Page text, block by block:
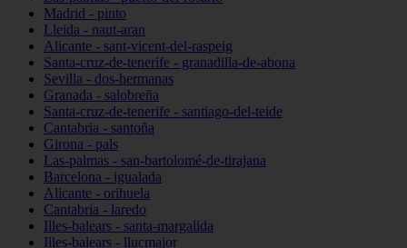
Madrid - pinto
Lleida - naut-aran
Alicante - sant-vicent-del-raspeig
Santa-cruz-de-tenerife - granadilla-de-abona
Sevilla - dos-hermanas
Granada - salobreña
Santa-cruz-de-tenerife - santiago-del-teide
Cantabria - santoña
Girona - pals
Las-palmas - san-bartolomé-de-tirajana
Barcelona - igualada
Alicante - orihuela
Cantabria - laredo
Illes-balears - santa-margalida
Illes-balears - llucmajor